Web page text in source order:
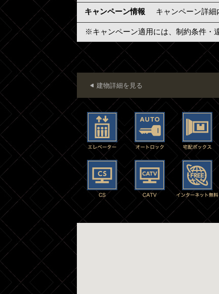
キャンペーン情報 キャンペーン詳
※キャンペーン適用には、制約条件・
建物詳細を見る